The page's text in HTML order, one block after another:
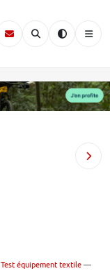
Test équipement textile —